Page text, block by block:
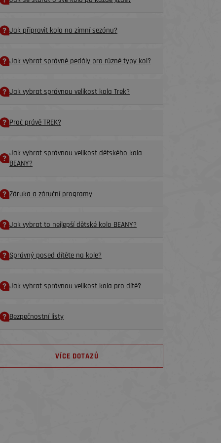
Jak připravit kolo na zimní sezónu?
Jak vybrat správné pedály pro různé typy kol?
Jak vybrat správnou velikost kola Trek?
Proč právě TREK?
Jak vybrat správnou velikost dětského kola
BEANY?
Záruka a záruční programy
Jak vybrat to nejlepší dětské kolo BEANY?
Správný posed dítěte na kole?
Jak vybrat správnou velikost kola pro dítě?
Bezpečnostní listy
VÍCE DOTAZŮ